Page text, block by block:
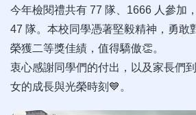
今年檢閱禮共有 77 隊、1666 人參加
47 隊。本校同學憑著堅毅精神，勇敢
榮獲二等獎佳績，值得驕傲👏。
衷心感謝同學們的付出，以及家長們
女的成長與光榮時刻💙。